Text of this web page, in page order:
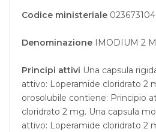
Codice ministeriale 023673104
Denominazione IMODIUM 2
Principi attivi Una capsula
attivo: Loperamide cloridrato 2
orosolubile contiene: Principio
cloridrato 2 mg. Una capsula
attivo: Loperamide cloridrato 2